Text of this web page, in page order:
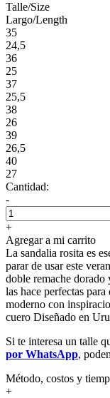
Talle/Size
Largo/Length
35
24,5
36
25
37
25,5
38
26
39
26,5
40
27
Cantidad:
-
+
Agregar a mi carrito
La sandalia rosita es
parar de usar este
doble remache
las hace perfectas
moderno con
cuero Diseñado en
Si te interesa un talle
por WhatsApp,
Método, costos y
+